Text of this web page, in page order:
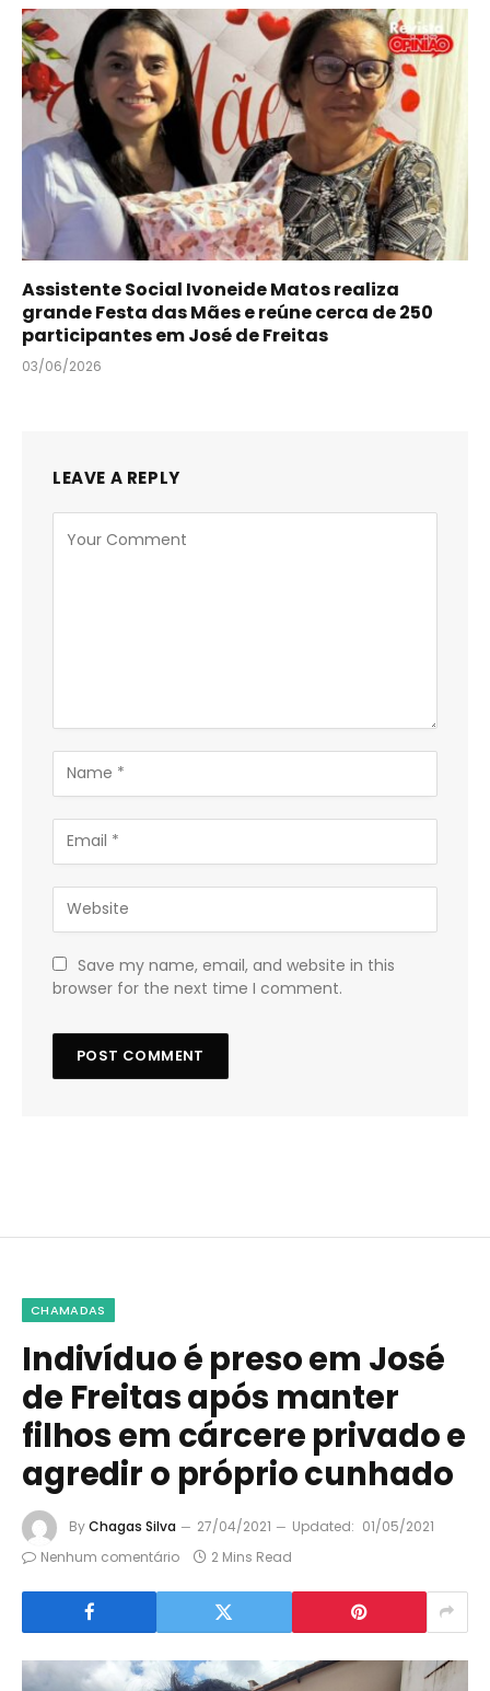
Assistente Social Ivoneide Matos realiza
grande Festa das Mães e reúne cerca de 250
participantes em José de Freitas
03/06/2026
LEAVE A REPLY
Save my name, email, and website in this
browser for the next time I comment.
CHAMADAS
Indivíduo é preso em José
de Freitas após manter
filhos em cárcere privado e
agredir o próprio cunhado
ByChagas Silva 27/04/2021 Updated: 01/05/2021
Nenhum comentário
2 Mins Read